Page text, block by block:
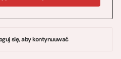
się, aby kontynuuwać